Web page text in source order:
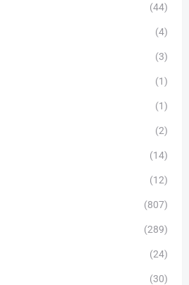
(44)
(4)
(3)
(1)
(1)
(2)
(14)
(12)
(807)
(289)
(24)
(30)